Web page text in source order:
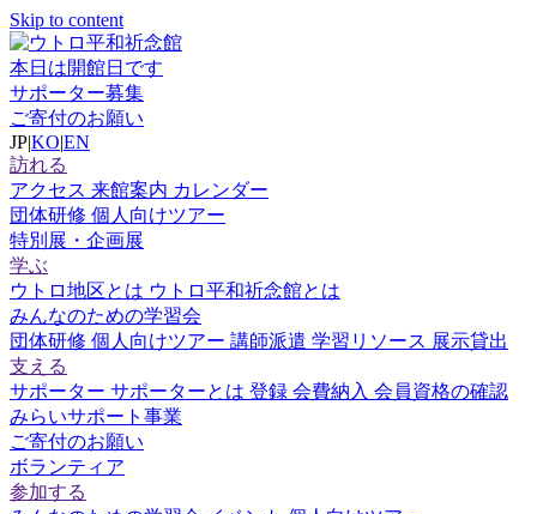
Skip to content
本日は開館日です
サポーター募集
ご寄付のお願い
JP|KO|EN
訪れる
アクセス 来館案内 カレンダー
団体研修 個人向けツアー
特別展・企画展
学ぶ
ウトロ地区とは ウトロ平和祈念館とは
みんなのための学習会
団体研修 個人向けツアー 講師派遣 学習リソース 展示貸出
支える
サポーター サポーターとは 登録 会費納入 会員資格の確認
みらいサポート事業
ご寄付のお願い
ボランティア
参加する